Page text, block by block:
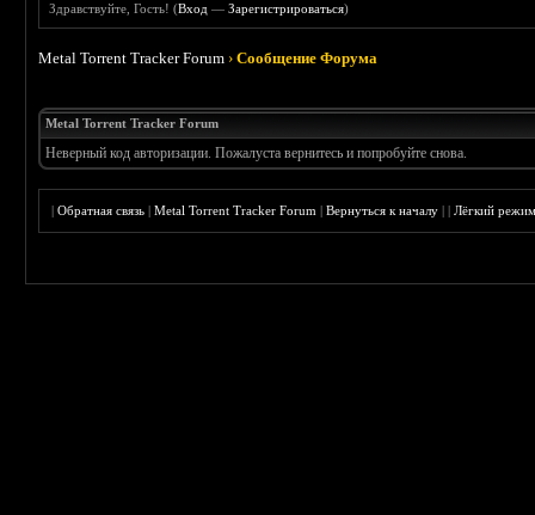
Здравствуйте, Гость! (Вход —Зарегистрироваться)
Metal Torrent Tracker Forum ›Сообщение Форума
Metal Torrent Tracker Forum
Неверный код авторизации. Пожалуста вернитесь и попробуйте снова.
|Обратная связь |Metal Torrent Tracker Forum |Вернуться к началу ||Лёгкий